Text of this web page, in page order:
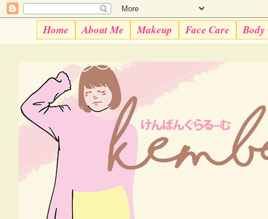
Home About Me Makeup Face Care Body